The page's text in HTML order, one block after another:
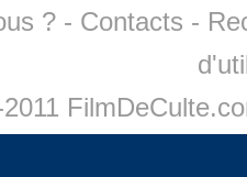
? - Contacts -